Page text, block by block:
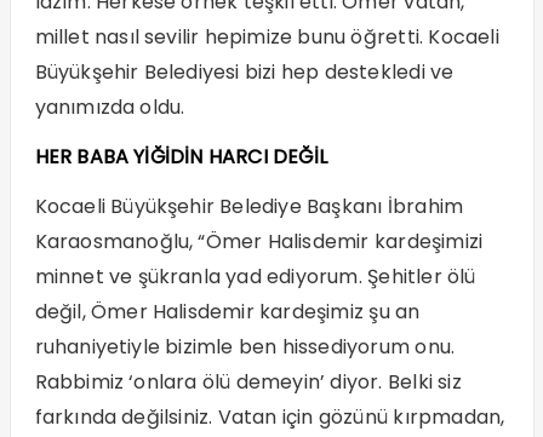
millet nasıl sevilir hepimize bunu öğretti. Kocaeli
Büyükşehir Belediyesi bizi hep destekledi ve
yanımızda oldu.
HER BABA YİĞİDİN HARCI DEĞİL
Kocaeli Büyükşehir Belediye Başkanı İbrahim
Karaosmanoğlu, “Ömer Halisdemir kardeşimizi
minnet ve şükranla yad ediyorum. Şehitler ölü
değil, Ömer Halisdemir kardeşimiz şu an
ruhaniyetiyle bizimle ben hissediyorum onu.
Rabbimiz ‘onlara ölü demeyin’ diyor. Belki siz
farkında değilsiniz. Vatan için gözünü kırpmadan,